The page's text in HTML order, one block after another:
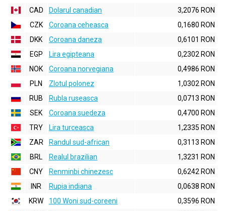
CAD
Dolarul canadian
3,2076 RON
CZK
Coroana ceheasca
0,1680 RON
DKK
Coroana daneza
0,6101 RON
EGP
Lira egipteana
0,2302 RON
NOK
Coroana norvegiana
0,4986 RON
PLN
Zlotul polonez
1,0302 RON
RUB
Rubla ruseasca
0,0713 RON
SEK
Coroana suedeza
0,4700 RON
TRY
Lira turceasca
1,2335 RON
ZAR
Randul sud-african
0,3113 RON
BRL
Realul brazilian
1,3231 RON
CNY
Renminbi chinezesc
0,6242 RON
INR
Rupia indiana
0,0638 RON
KRW
100 Woni sud-coreeni
0,3596 RON